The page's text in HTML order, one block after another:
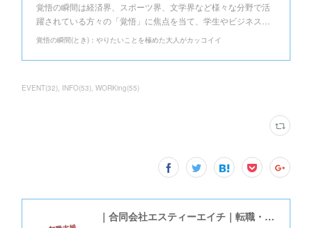
覚悟の瞬間は経済界、スポーツ界、文学界など様々な分野で活
躍されている方々の「覚悟」に焦点を当て、学生やビジネス…
覚悟の瞬間(とき)：やりたいことを極めた大人がカッコイイ
EVENT(32) INFO(53) WORKing(55)
｜合同会社エスティーエイチ｜転職・就職支援アカデミー